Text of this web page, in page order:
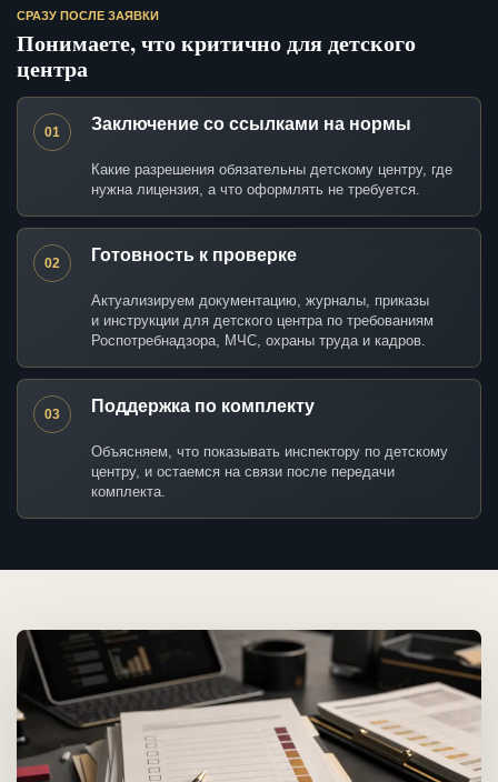
СРАЗУ ПОСЛЕ ЗАЯВКИ
Понимаете, что критично для детского
центра
01 Заключение со ссылками на нормы
Какие разрешения обязательны детскому центру, где
нужна лицензия, а что оформлять не требуется.
02 Готовность к проверке
Актуализируем документацию, журналы, приказы
и инструкции для детского центра по требованиям
Роспотребнадзора, МЧС, охраны труда и кадров.
03 Поддержка по комплекту
Объясняем, что показывать инспектору по детскому
центру, и остаемся на связи после передачи
комплекта.